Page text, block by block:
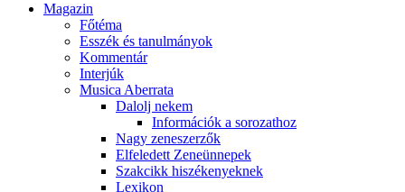
Magazin
Főtéma
Esszék és tanulmányok
Kommentár
Interjúk
Musica Aberrata
Dalolj nekem
Információk a sorozathoz
Nagy zeneszerzők
Elfeledett Zeneünnepek
Szakcikk hiszékenyeknek
Lexikon